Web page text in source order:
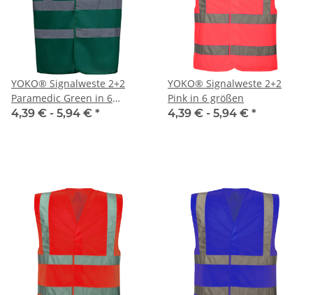
YOKO® Signalweste 2+2
Paramedic Green in 6
größen
4,39 € - 5,94 € *
YOKO® Signalweste 2+2
Pink in 6 größen
4,39 € - 5,94 € *